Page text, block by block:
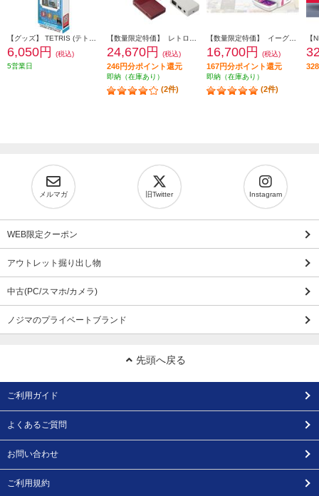
6,050円
(税込)
5営業日
24,670円 (税込)
246円分ポイント還元
即納（在庫あり）
(2件)
16,700円 (税込)
167円分ポイント還元
即納（在庫あり）
(2件)
メルマガ 旧Twitter Instagram
WEB限定クーポン
アウトレット掘り出し物
中古(PC/スマホ/カメラ)
ノジマのプライベートブランド
先頭へ戻る
ご利用ガイド
よくあるご質問
お問い合わせ
ご利用規約